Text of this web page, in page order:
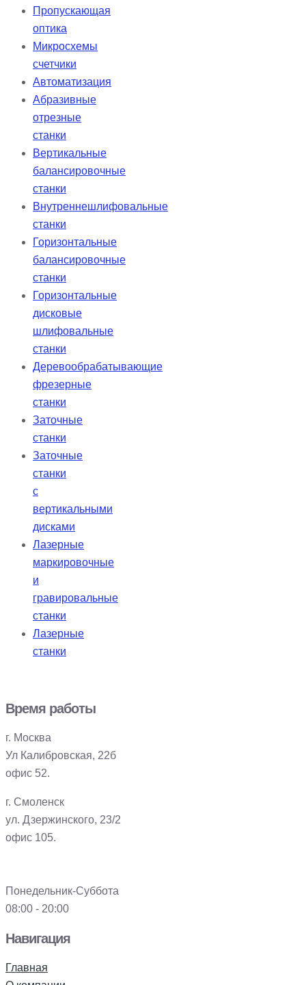
Пропускающая
оптика
Микросхемы
счетчики
Автоматизация
Абразивные
отрезные
станки
Вертикальные
балансировочные
станки
Внутреннешлифовальные
станки
Горизонтальные
балансировочные
станки
Горизонтальные
дисковые
шлифовальные
станки
Деревообрабатывающие
фрезерные
станки
Заточные
станки
Заточные
станки
с
вертикальными
дисками
Лазерные
маркировочные
и
гравировальные
станки
Лазерные
станки
Время работы
г. Москва
Ул Калибровская, 22б
офис 52.
г. Смоленск
ул. Дзержинского, 23/2
офис 105.
Понедельник-Суббота
08:00 - 20:00
Навигация
Главная